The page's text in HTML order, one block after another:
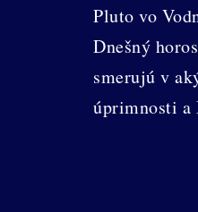
Pluto vo
Dnešný
smerujú v
úprimnosti a